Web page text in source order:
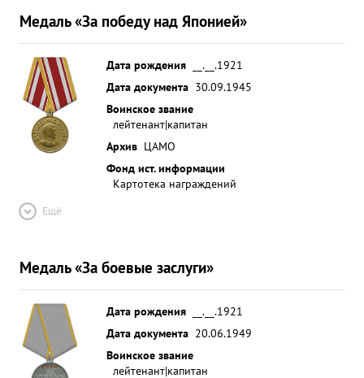
Медаль «За победу над Японией»
Дата рождения
__.__.1921
Дата документа 30.09.1945
Воинское звание
лейтенант|капитан
Архив ЦАМО
Фонд ист. информации
Картотека награждений
Ещё
Медаль «За боевые заслуги»
Дата рождения
__.__.1921
Дата документа 20.06.1949
Воинское звание
лейтенант|капитан